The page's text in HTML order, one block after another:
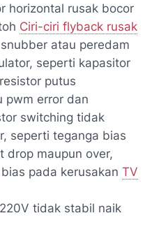
horizontal rusak bocor
Ciri-ciri flyback rusak
atau peredam
seperti kapasitor
putus
pwm error dan
switching tidak
seperti teganga bias
drop maupun over,
pada kerusakan TV
tidak stabil naik